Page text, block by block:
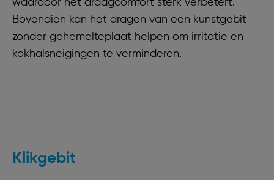
Bovendien kan het dragen van een kunstgebit
zonder gehemelteplaat helpen om irritatie en
kokhalsneigingen te verminderen.
Klikgebit